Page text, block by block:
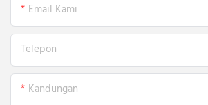
Email Kami
Telepon
Kandungan